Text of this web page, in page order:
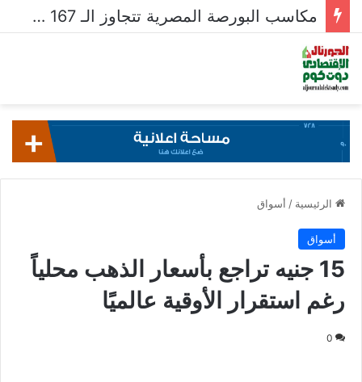
مكاسب البورصة المصرية تتجاوز الـ 167 مليار جنيه خلال أسبوع
الرئيسية / أسواق
أسواق
15 جنيه تراجع بأسعار الذهب محلياً
رغم استقرار الأوقية عالميًا
0